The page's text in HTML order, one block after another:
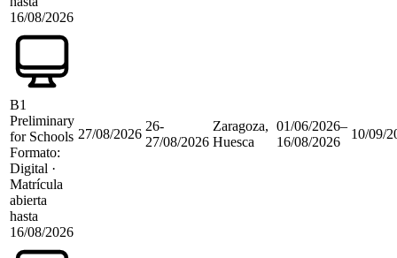
16/08/2026
B1
Preliminary
for Schools
Formato:
Digital ·
Matrícula
abierta
hasta
16/08/2026
27/08/2026
26-
27/08/2026
Zaragoza,
Huesca
01/06/2026–
16/08/2026
10/09/